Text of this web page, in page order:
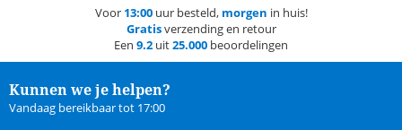
Voor 13:00uur besteld, morgen in huis!
Gratisverzending en retour
Een 9.2 uit25.000 beoordelingen
Kunnen we je helpen?
Vandaag bereikbaar tot 17:00